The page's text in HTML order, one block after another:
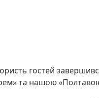
гостей
та нашою